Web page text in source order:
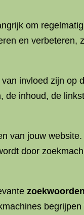
om
en verbeteren,
invloed zijn op
de inhoud, de
van jouw
door
zoekwoorden